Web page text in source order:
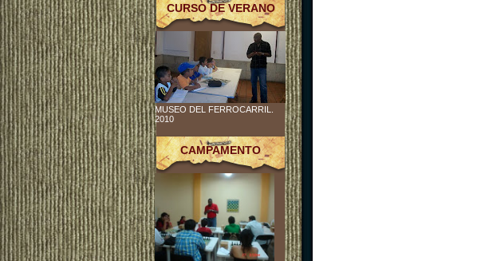
CURSO DE VERANO
MUSEO DEL FERROCARRIL.
2010
CAMPAMENTO